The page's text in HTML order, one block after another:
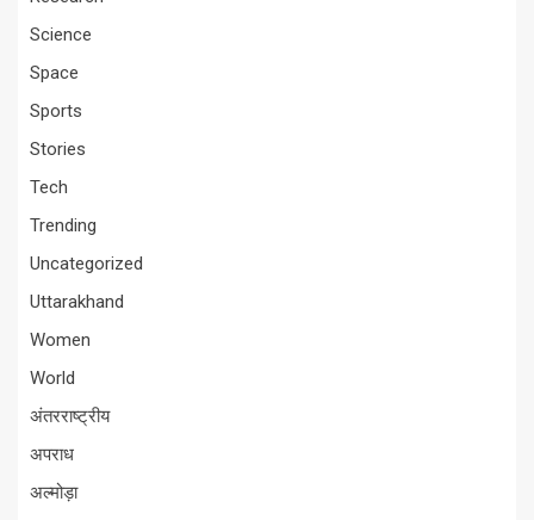
Science
Space
Sports
Stories
Tech
Trending
Uncategorized
Uttarakhand
Women
World
अंतरराष्ट्रीय
अपराध
अल्मोड़ा